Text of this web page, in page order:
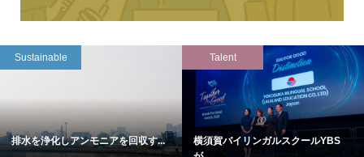
Sustainable
排水を浄化しアンモニアを回収す...
Talent
横須賀バイリンガルスクールYBS